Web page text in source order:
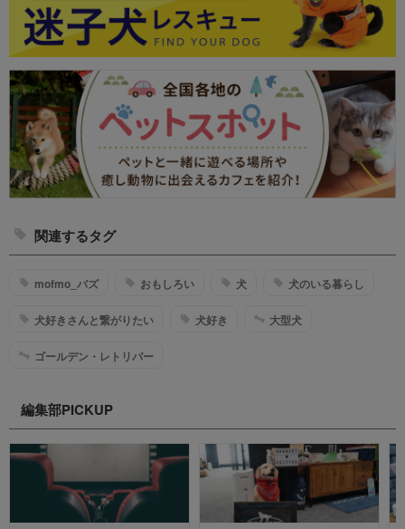
関連するタグ
mofmo_バズ おもしろい 犬 犬のいる暮らし
犬好きさんと繋がりたい 犬好き 大型犬
ゴールデン・レトリバー
編集部PICKUP